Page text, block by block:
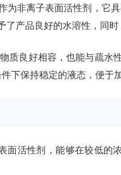
非离子表面活性剂，
产品良好的水溶性，同
良好相容，也能与疏
下保持稳定的液态，便于加
活性剂，能够在较低